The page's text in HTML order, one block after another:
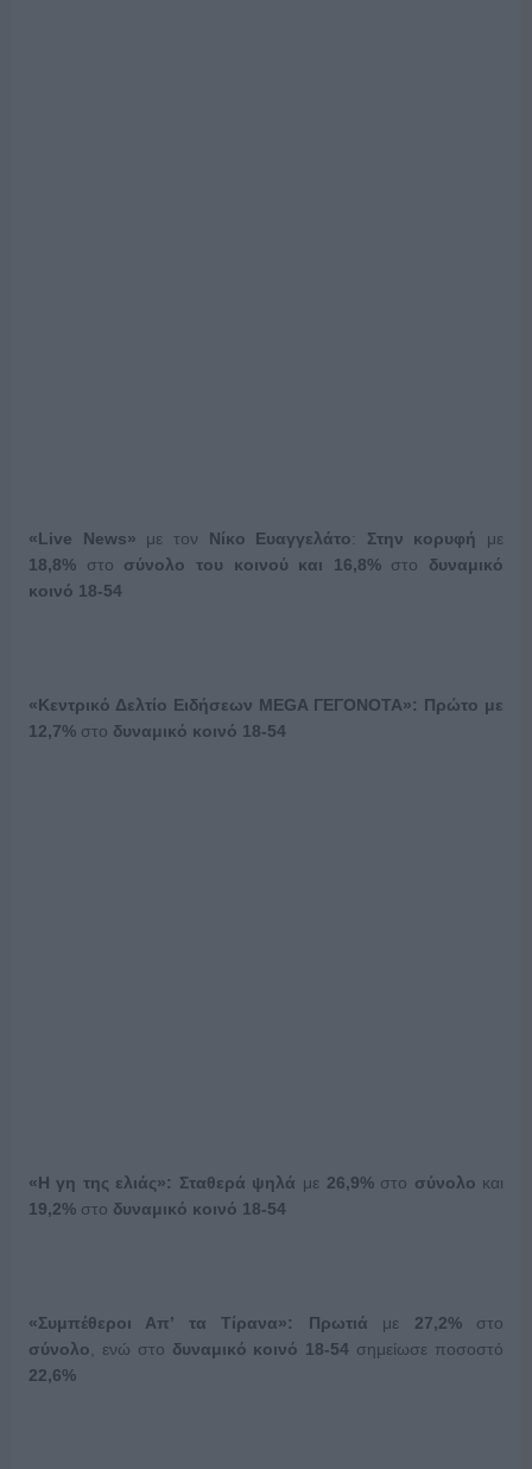
«Live News» με τον Νίκο Ευαγγελάτο: Στην κορυφή με
18,8%στο σύνολο του κοινού και 16,8%στο δυναμικό
κοινό 18-54
«Κεντρικό Δελτίο Ειδήσεων MEGA ΓΕΓΟΝΟΤΑ»: Πρώτο με
12,7%στο δυναμικό κοινό 18-54
«Η γη της ελιάς»: Σταθερά ψηλά με 26,9%στο σύνολο και
19,2%στο δυναμικό κοινό 18-54
«Συμπέθεροι Απ’ τα Τίρανα»: Πρωτιά με 27,2%στο
σύνολο , ενώ στο δυναμικό κοινό 18-54 σημείωσε ποσοστό
22,6%